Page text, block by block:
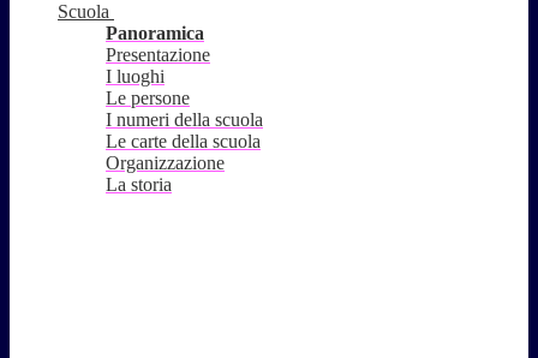
Scuola
Panoramica
Presentazione
I luoghi
Le persone
I numeri della scuola
Le carte della scuola
Organizzazione
La storia